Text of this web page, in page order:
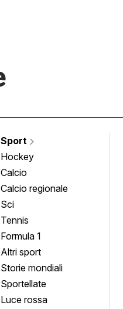
Sport
Hockey
Calcio
Calcio regionale
Sci
Tennis
Formula 1
Altri sport
Storie mondiali
Sportellate
Luce rossa